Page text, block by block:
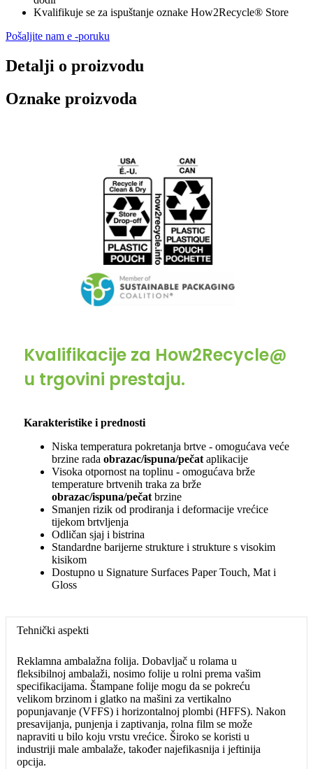
Kvalifikuje se za ispuštanje oznake How2Recycle® Store
Pošaljite nam e -poruku
Detalji o proizvodu
Oznake proizvoda
Kvalifikacije za How2Recycle@
u trgovini prestaju.
Karakteristike i prednosti
Niska temperatura pokretanja brtve - omogućava veće
brzine rada obrazac/ispuna/pečat aplikacije
Visoka otpornost na toplinu - omogućava brže
temperature brtvenih traka za brže
obrazac/ispuna/pečat brzine
Smanjen rizik od prodiranja i deformacije vrećice
tijekom brtvljenja
Odličan sjaj i bistrina
Standardne barijerne strukture i strukture s visokim
kisikom
Dostupno u Signature Surfaces Paper Touch, Mat i
Gloss
Tehnički aspekti
Reklamna ambalažna folija. Dobavljač u rolama u
fleksibilnoj ambalaži, nosimo folije u rolni prema vašim
specifikacijama. Štampane folije mogu da se pokreću
velikom brzinom i glatko na mašini za vertikalno
popunjavanje (VFFS) i horizontalnoj plombi (HFFS). Nakon
presavijanja, punjenja i zaptivanja, rolna film se može
napraviti u bilo koju vrstu vrećice. Široko se koristi u
industriji male ambalaže, također najefikasnija i jeftinija
opcija.